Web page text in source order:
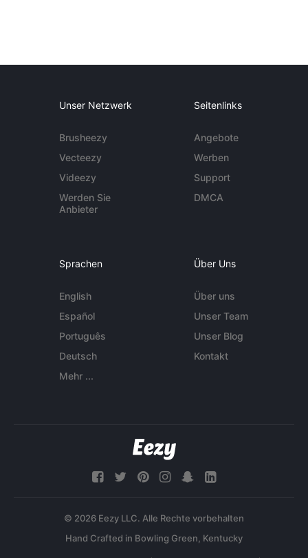
Unser Netzwerk
Brusheezy
Vecteezy
Videezy
Werden Sie
Anbieter
Seitenlinks
Angebote
Werben
Support
DMCA
Sprachen
English
Español
Português
Deutsch
Mehr ...
Über Uns
Über uns
Unser Team
Unser Blog
Kontakt
© 2026 Eezy LLC. Alle Rechte vorbehalten